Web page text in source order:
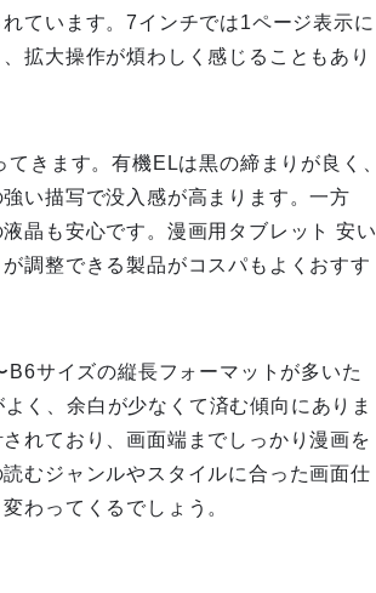
ています。7インチでは1ページ表示に
拡大操作が煩わしく感じることもあり
きます。有機ELは黒の締まりが良く、
い描写で没入感が高まります。一方
晶も安心です。漫画用タブレット 安い
調整できる製品がコスパもよくおすす
サイズの縦長フォーマットが多いた
く、余白が少なくて済む傾向にありま
れており、画面端までしっかり漫画を
むジャンルやスタイルに合った画面仕
わってくるでしょう。